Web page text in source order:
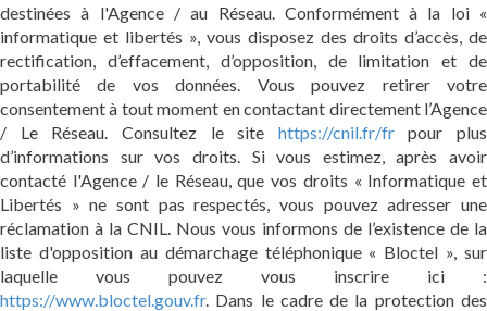
destinées à l'Agence / au Réseau. Conformément à la loi «
informatique et libertés », vous disposez des droits d’accès, de
rectification, d’effacement, d’opposition, de limitation et de
portabilité de vos données. Vous pouvez retirer votre
consentement à tout moment en contactant directement l’Agence
/ Le Réseau. Consultez le site https://cnil.fr/frpour plus
d’informations sur vos droits. Si vous estimez, après avoir
contacté l'Agence / le Réseau, que vos droits « Informatique et
Libertés » ne sont pas respectés, vous pouvez adresser une
réclamation à la CNIL. Nous vous informons de l’existence de la
liste d'opposition au démarchage téléphonique « Bloctel », sur
laquelle vous pouvez vous inscrire ici :
https://www.bloctel.gouv.fr. Dans le cadre de la protection des